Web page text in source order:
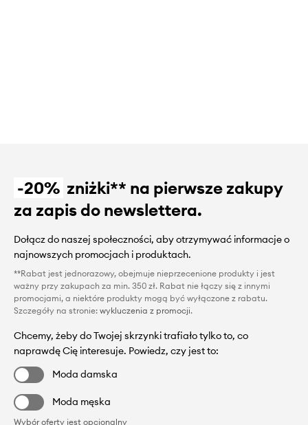
-20% zniżki** na pierwsze zakupy
za zapis do newslettera.
Dołącz do naszej społeczności, aby otrzymywać informacje o
najnowszych promocjach i produktach.
**Rabat jest jednorazowy, obejmuje nieprzecenione produkty i jest
ważny przy zakupach za min. 350 zł. Rabat nie łączy się z innymi
promocjami, a niektóre produkty mogą być wyłączone z rabatu.
Szczegóły na stronie: wykluczenia z promocji.
Chcemy, żeby do Twojej skrzynki trafiało tylko to, co
naprawdę Cię interesuje. Powiedz, czy jest to:
Moda damska
Moda męska
Wybór oferty jest opcjonalny